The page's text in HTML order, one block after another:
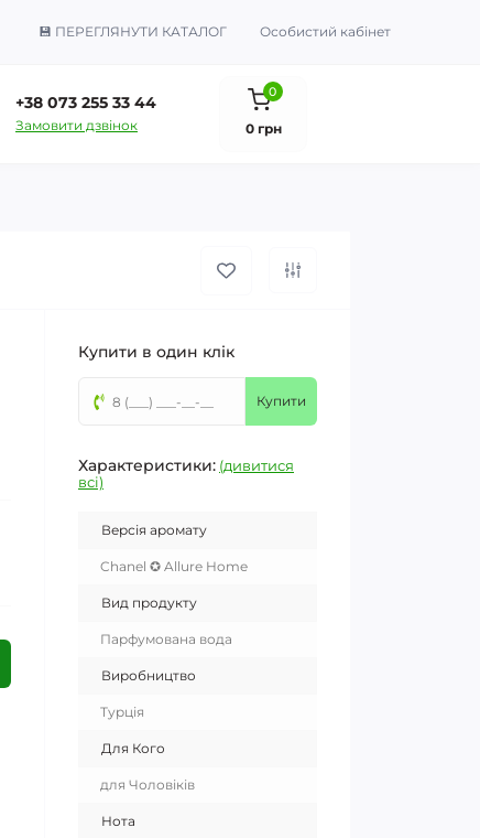
💾 ПЕРЕГЛЯНУТИ КАТАЛОГ Особистий кабінет
+38 073 255 33 44
Замовити дзвінок
0
0 грн
Купити в один клік
Купити
Характеристики: (дивитися
всі)
Версія аромату
Chanel ✪ Allure Home
Вид продукту
Парфумована вода
Виробництво
Турція
Для Кого
для Чоловіків
Нота